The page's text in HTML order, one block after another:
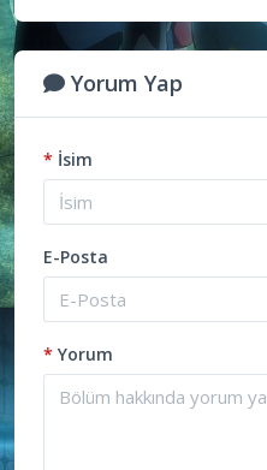
Yorum Yap
* İsim
E-Posta
* Yorum